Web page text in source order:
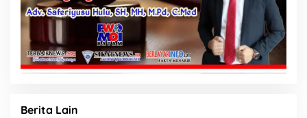
Berita Lain